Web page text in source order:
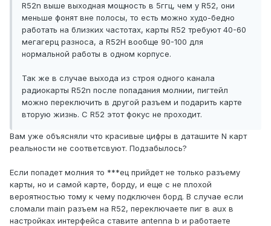
R52n выше выходная мощность в 5ггц, чем у R52, они
меньше фонят вне полосы, то есть можно худо-бедно
работать на близких частотах, карты R52 требуют 40-60
мегагерц разноса, а R52H вообще 90-100 для
нормальной работы в одном корпусе.
Так же в случае выхода из строя одного канала
радиокарты R52n после попадания молнии, пигтейл
можно переключить в другой разъем и подарить карте
вторую жизнь. С R52 этот фокус не проходит.
Вам уже объясняли что красивые цифры в даташите N карт
реальности не соответсвуют. Подзабылось?
Если попадет молния то ***ец прийдет не только разъему
карты, но и самой карте, борду, и еще с не плохой
вероятностью тому к чему подключен борд. В случае если
сломали main разъем на R52, переключаете пиг в aux в
настройках интерфейса ставите antenna b и работаете